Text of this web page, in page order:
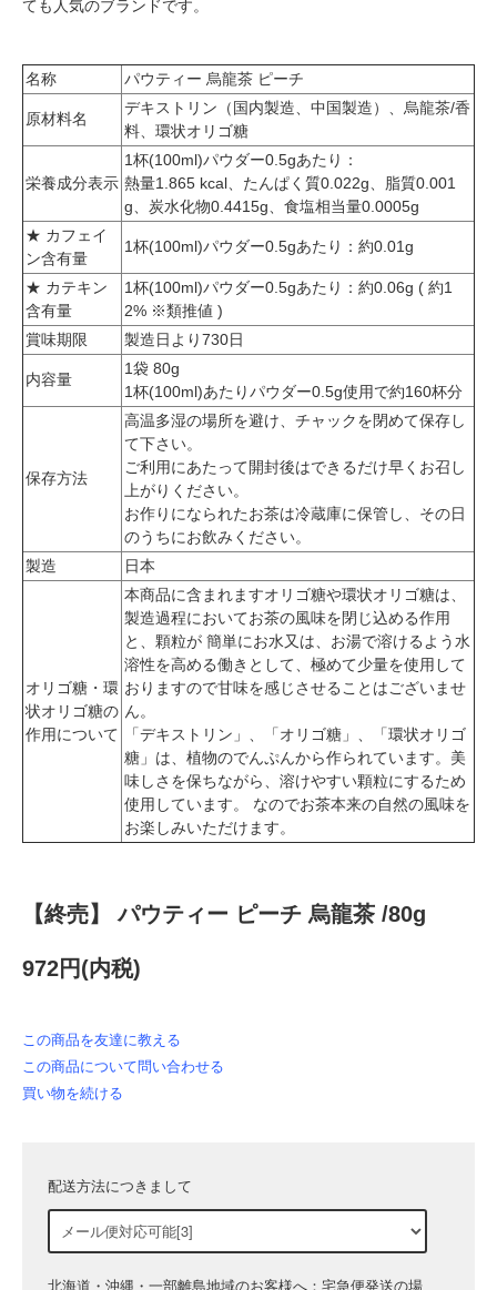
ても人気のブランドです。
名称 パウティー 烏龍茶 ピーチ
原材料名
デキストリン（国内製造、中国製造）、烏龍茶/香
料、環状オリゴ糖
栄養成分表示
1杯(100ml)パウダー0.5gあたり：
熱量1.865 kcal、たんぱく質0.022g、脂質0.001
g、炭水化物0.4415g、食塩相当量0.0005g
★ カフェイ
ン含有量
1杯(100ml)パウダー0.5gあたり：約0.01g
★ カテキン
含有量
1杯(100ml)パウダー0.5gあたり：約0.06g ( 約1
2% ※類推値 )
賞味期限
製造日より730日
内容量
1袋 80g
1杯(100ml)あたりパウダー0.5g使用で約160杯分
保存方法
高温多湿の場所を避け、チャックを閉めて保存し
て下さい。
ご利用にあたって開封後はできるだけ早くお召し
上がりください。
お作りになられたお茶は冷蔵庫に保管し、その日
のうちにお飲みください。
製造
日本
オリゴ糖・環
状オリゴ糖の
作用について
本商品に含まれますオリゴ糖や環状オリゴ糖は、
製造過程においてお茶の風味を閉じ込める作用
と、顆粒が 簡単にお水又は、お湯で溶けるよう水
溶性を高める働きとして、極めて少量を使用して
おりますので甘味を感じさせることはございませ
ん。
「デキストリン」、「オリゴ糖」、「環状オリゴ
糖」は、植物のでんぷんから作られています。美
味しさを保ちながら、溶けやすい顆粒にするため
使用しています。 なのでお茶本来の自然の風味を
お楽しみいただけます。
【終売】 パウティー ピーチ 烏龍茶 /80g
972円(内税)
この商品を友達に教える
この商品について問い合わせる
買い物を続ける
配送方法につきまして
北海道・沖縄・一部離島地域のお客様へ：宅急便発送の場